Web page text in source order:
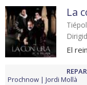
La
El
Prochnow
Jordi Mollà